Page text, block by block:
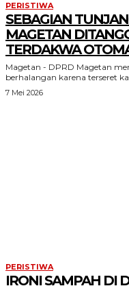
PERISTIWA
SEBAGIAN
MAGETAN
TERDAKWA
Magetan - DPRD Magetan
berhalangan karena terseret
7 Mei 2026
PERISTIWA
IRONI SAMPAH DI